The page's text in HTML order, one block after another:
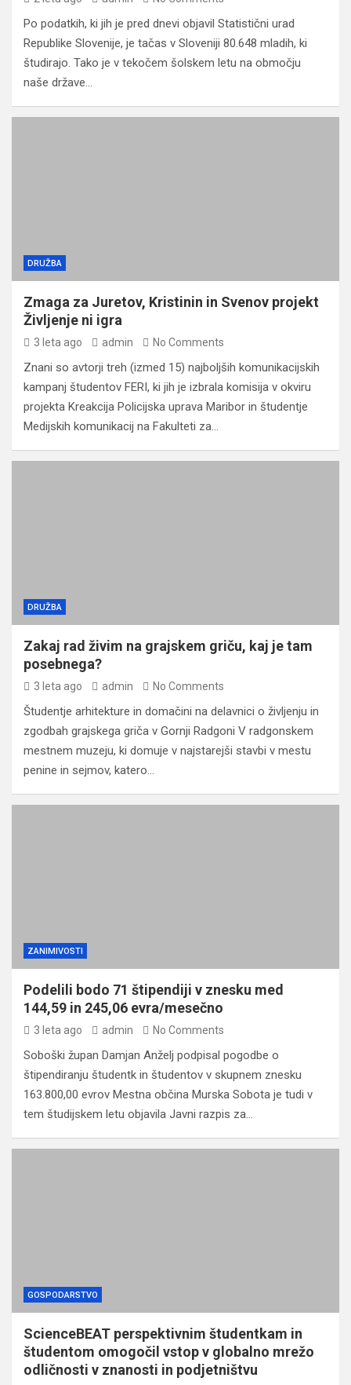
Po podatkih, ki jih je pred dnevi objavil Statistični urad
Republike Slovenije, je tačas v Sloveniji 80.648 mladih, ki
študirajo. Tako je v tekočem šolskem letu na območju
naše države…
DRUŽBA
Zmaga za Juretov, Kristinin in Svenov projekt
Življenje ni igra
3 leta ago admin No Comments
Znani so avtorji treh (izmed 15) najboljših komunikacijskih
kampanj študentov FERI, ki jih je izbrala komisija v okviru
projekta Kreakcija Policijska uprava Maribor in študentje
Medijskih komunikacij na Fakulteti za…
DRUŽBA
Zakaj rad živim na grajskem griču, kaj je tam
posebnega?
3 leta ago admin No Comments
Študentje arhitekture in domačini na delavnici o življenju in
zgodbah grajskega griča v Gornji Radgoni V radgonskem
mestnem muzeju, ki domuje v najstarejši stavbi v mestu
penine in sejmov, katero…
ZANIMIVOSTI
Podelili bodo 71 štipendiji v znesku med
144,59 in 245,06 evra/mesečno
3 leta ago admin No Comments
Soboški župan Damjan Anželj podpisal pogodbe o
štipendiranju študentk in študentov v skupnem znesku
163.800,00 evrov Mestna občina Murska Sobota je tudi v
tem študijskem letu objavila Javni razpis za…
GOSPODARSTVO
ScienceBEAT perspektivnim študentkam in
študentom omogočil vstop v globalno mrežo
odličnosti v znanosti in podjetništvu